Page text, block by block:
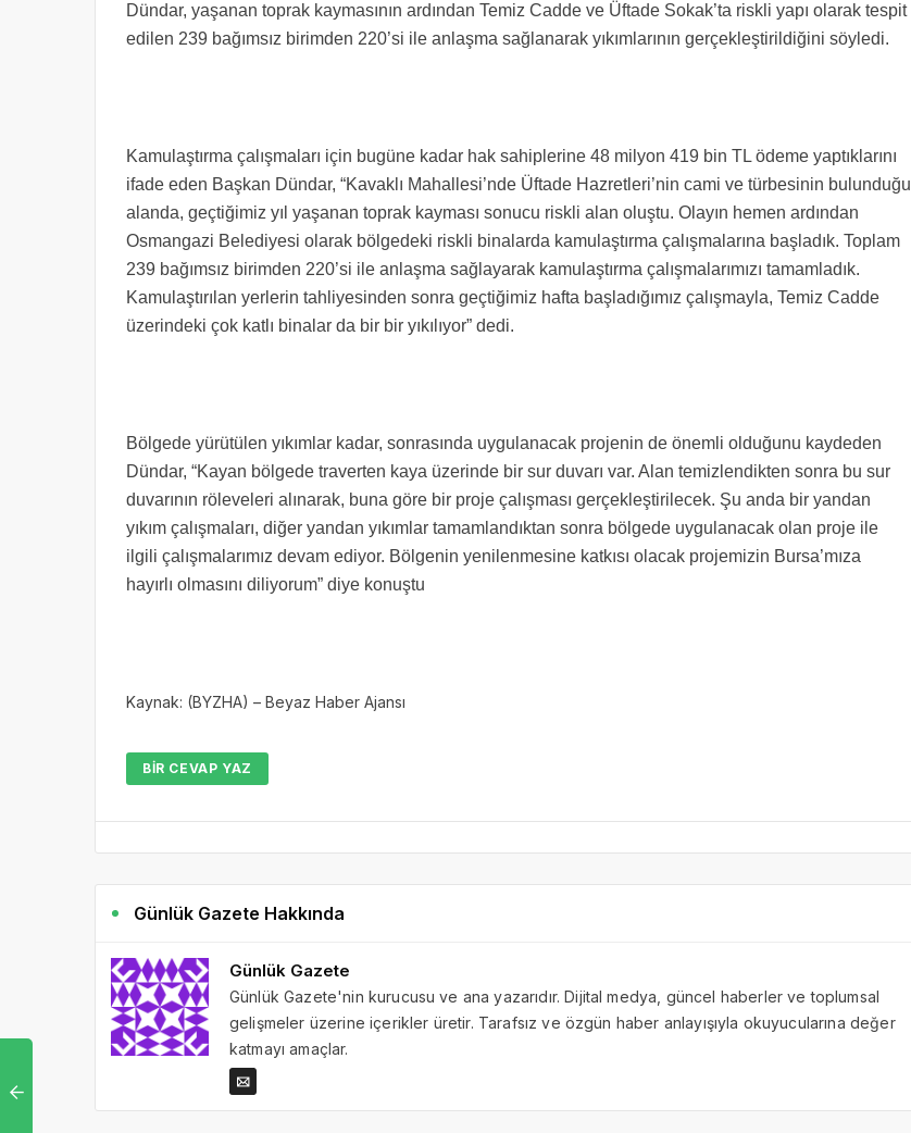
Dündar, yaşanan toprak kaymasının ardından Temiz Cadde ve Üftade Sokak’ta riskli yapı olarak tespit
edilen 239 bağımsız birimden 220’si ile anlaşma sağlanarak yıkımlarının gerçekleştirildiğini söyledi.
Kamulaştırma çalışmaları için bugüne kadar hak sahiplerine 48 milyon 419 bin TL ödeme yaptıklarını
ifade eden Başkan Dündar, “Kavaklı Mahallesi’nde Üftade Hazretleri’nin cami ve türbesinin bulunduğu
alanda, geçtiğimiz yıl yaşanan toprak kayması sonucu riskli alan oluştu. Olayın hemen ardından
Osmangazi Belediyesi olarak bölgedeki riskli binalarda kamulaştırma çalışmalarına başladık. Toplam
239 bağımsız birimden 220’si ile anlaşma sağlayarak kamulaştırma çalışmalarımızı tamamladık.
Kamulaştırılan yerlerin tahliyesinden sonra geçtiğimiz hafta başladığımız çalışmayla, Temiz Cadde
üzerindeki çok katlı binalar da bir bir yıkılıyor” dedi.
Bölgede yürütülen yıkımlar kadar, sonrasında uygulanacak projenin de önemli olduğunu kaydeden
Dündar, “Kayan bölgede traverten kaya üzerinde bir sur duvarı var. Alan temizlendikten sonra bu sur
duvarının röleveleri alınarak, buna göre bir proje çalışması gerçekleştirilecek. Şu anda bir yandan
yıkım çalışmaları, diğer yandan yıkımlar tamamlandıktan sonra bölgede uygulanacak olan proje ile
ilgili çalışmalarımız devam ediyor. Bölgenin yenilenmesine katkısı olacak projemizin Bursa’mıza
hayırlı olmasını diliyorum” diye konuştu
Kaynak: (BYZHA) – Beyaz Haber Ajansı
BIR CEVAP YAZ
Günlük Gazete Hakkında
Günlük Gazete
Günlük Gazete'nin kurucusu ve ana yazarıdır. Dijital medya, güncel haberler ve toplumsal
gelişmeler üzerine içerikler üretir. Tarafsız ve özgün haber anlayışıyla okuyucularına değer
katmayı amaçlar.